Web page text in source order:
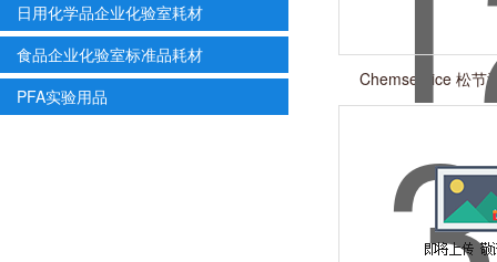
日用化学品企业化验室耗材
食品企业化验室标准品耗材
PFA实验用品
Chemservice 松节
8006-